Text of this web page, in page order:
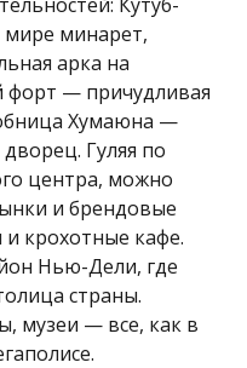
минарет,
арка на
форт — причудливая
Хумаюна —
Гуляя по
центра, можно
и брендовые
крохотные кафе.
Нью-Дели, где
страны.
музеи — все, как в